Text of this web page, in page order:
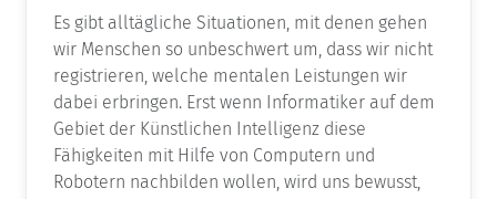
Es gibt alltägliche Situationen, mit denen gehen
wir Menschen so unbeschwert um, dass wir nicht
registrieren, welche mentalen Leistungen wir
dabei erbringen. Erst wenn Informatiker auf dem
Gebiet der Künstlichen Intelligenz diese
Fähigkeiten mit Hilfe von Computern und
Robotern nachbilden wollen, wird uns bewusst,